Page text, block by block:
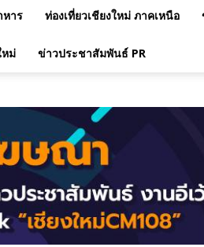
าร ท่องเที่ยวเชียงใหม่ ภาคเหนือ
หม่ ข่าวประชาสัมพันธ์ PR